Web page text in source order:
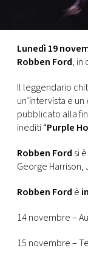
PRINCIPATO
DI
MONACO
RMC
CONSIGLIA
Lunedì 19
Robben Ford, in
Il leggendario
un’intervista e
pubblicato alla
inediti “Purple
Robben Ford si
George Harrison,
Robben Ford è
14 novembre –
15 novembre –